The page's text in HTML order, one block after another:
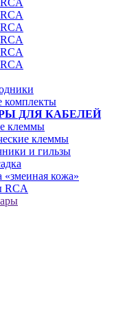
комплекты
ДЛЯ КАБЕЛЕЙ
клеммы
клеммы
и гильзы
«змеиная кожа»
RCA